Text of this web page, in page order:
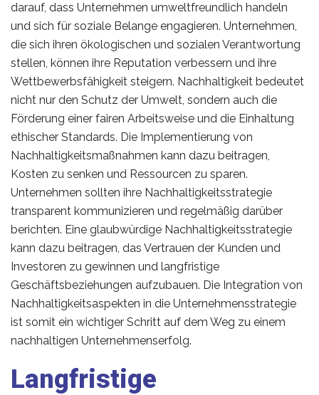
darauf, dass Unternehmen umweltfreundlich handeln
und sich für soziale Belange engagieren. Unternehmen,
die sich ihren ökologischen und sozialen Verantwortung
stellen, können ihre Reputation verbessern und ihre
Wettbewerbsfähigkeit steigern. Nachhaltigkeit bedeutet
nicht nur den Schutz der Umwelt, sondern auch die
Förderung einer fairen Arbeitsweise und die Einhaltung
ethischer Standards. Die Implementierung von
Nachhaltigkeitsmaßnahmen kann dazu beitragen,
Kosten zu senken und Ressourcen zu sparen.
Unternehmen sollten ihre Nachhaltigkeitsstrategie
transparent kommunizieren und regelmäßig darüber
berichten. Eine glaubwürdige Nachhaltigkeitsstrategie
kann dazu beitragen, das Vertrauen der Kunden und
Investoren zu gewinnen und langfristige
Geschäftsbeziehungen aufzubauen. Die Integration von
Nachhaltigkeitsaspekten in die Unternehmensstrategie
ist somit ein wichtiger Schritt auf dem Weg zu einem
nachhaltigen Unternehmenserfolg.
Langfristige